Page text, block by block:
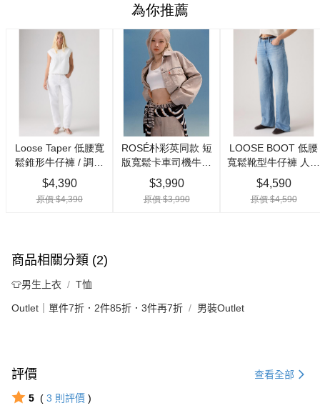
商品相關分類 (2)
👕男生上衣 T恤
Outlet｜單件7折．2件85折．3件再7折 男裝Outlet
評價 查看全部
5 ( 3 則評價 )